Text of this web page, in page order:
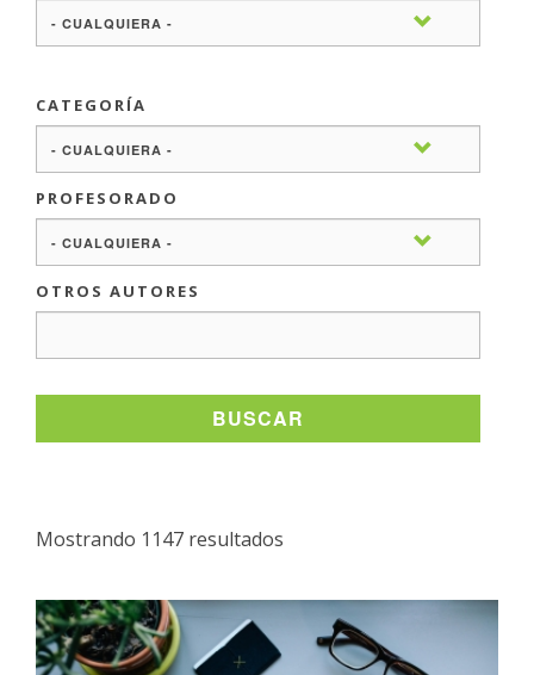
CATEGORÍA
PROFESORADO
OTROS AUTORES
BUSCAR
Mostrando 1147 resultados